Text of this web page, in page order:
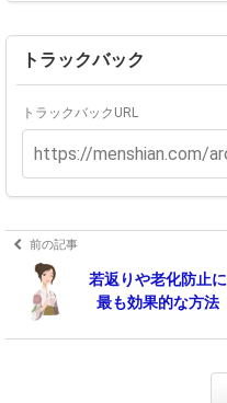
トラックバック
トラックバックURL
前の記事
若返りや老化防止に
最も効果的な方法